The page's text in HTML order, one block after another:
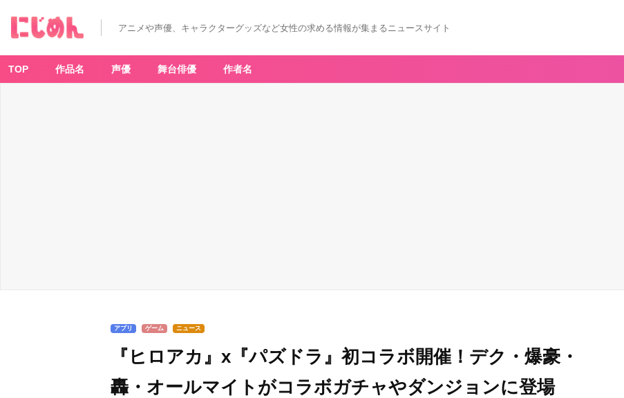
アニメや声優、キャラクターグッズなど女性の求める情報が集まるニュースサイト
TOP 作品名 声優 舞台俳優 作者名
アプリ ゲーム ニュース
『ヒロアカ』x『パズドラ』初コラボ開催！デク・爆豪・
轟・オールマイトがコラボガチャやダンジョンに登場